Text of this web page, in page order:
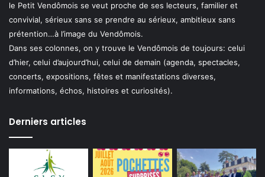
le Petit Vendômois se veut proche de ses lecteurs, familier et
convivial, sérieux sans se prendre au sérieux, ambitieux sans
prétention…à l’image du Vendômois.
Dans ses colonnes, on y trouve le Vendômois de toujours: celui
d’hier, celui d’aujourd’hui, celui de demain (agenda, spectacles,
concerts, expositions, fêtes et manifestations diverses,
informations, échos, histoires et curiosités).
Derniers articles